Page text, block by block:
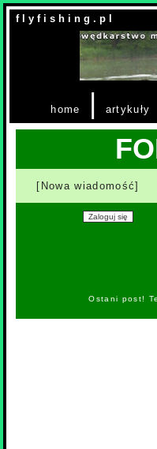
f l y f i s h i n g . p l
home | artykuły
[Nowa wiadomość]
Ostani post!